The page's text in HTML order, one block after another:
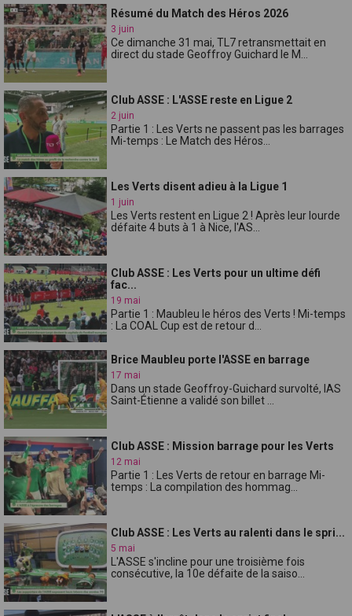
Résumé du Match des Héros 2026
3 juin
Ce dimanche 31 mai, TL7 retransmettait en
direct du stade Geoffroy Guichard le M...
Club ASSE : L'ASSE reste en Ligue 2
2 juin
Partie 1 : Les Verts ne passent pas les barrages
Mi-temps : Le Match des Héros...
Les Verts disent adieu à la Ligue 1
1 juin
Les Verts restent en Ligue 2 ! Après leur lourde
défaite 4 buts à 1 à Nice, l'AS...
Club ASSE : Les Verts pour un ultime défi
fac...
19 mai
Partie 1 : Maubleu le héros des Verts ! Mi-temps
: La COAL Cup est de retour d...
Brice Maubleu porte l'ASSE en barrage
17 mai
Dans un stade Geoffroy-Guichard survolté, lAS
Saint-Étienne a validé son billet ...
Club ASSE : Mission barrage pour les Verts
12 mai
Partie 1 : Les Verts de retour en barrage Mi-
temps : La compilation des hommag...
Club ASSE : Les Verts au ralenti dans le spri...
5 mai
L'ASSE s'incline pour une troisième fois
consécutive, la 10e défaite de la saiso...